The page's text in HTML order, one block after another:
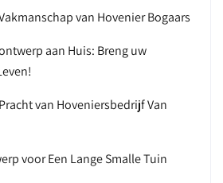
van Hovenier Bogaars
aan Huis: Breng uw
van Hoveniersbedrijf Van
voor Een Lange Smalle Tuin